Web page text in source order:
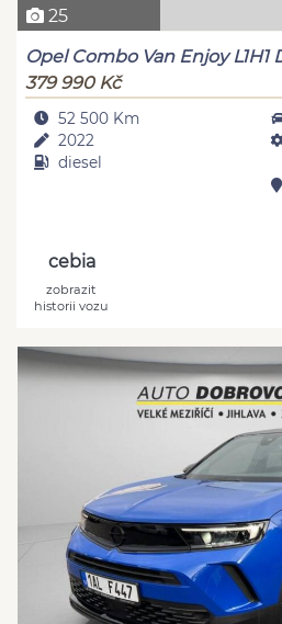
25
Opel Combo Van Enjoy L1H1
379 990 Kč
52 500 Km
2022
diesel
cebia
zobrazit
historii vozu